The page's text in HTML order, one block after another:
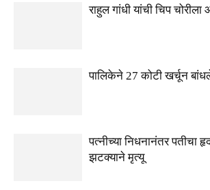
राहुल गांधी यांची चिप
पालिकेने 27 कोटी खर्चून
पत्नीच्या निधनानंतर पतीचा
झटक्याने मृत्यू